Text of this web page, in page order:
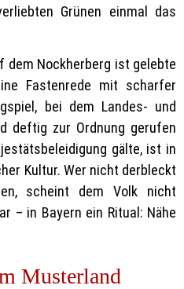
Grünen einmal das
dem Nockherberg ist gelebte
Fastenrede mit scharfer
bei dem Landes- und
deftig zur Ordnung gerufen
gälte, ist in
Kultur. Wer nicht derbleckt
scheint dem Volk nicht
– in Bayern ein Ritual: Nähe
Musterland